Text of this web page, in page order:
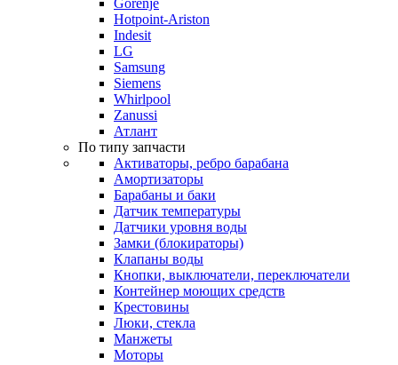
Gorenje
Hotpoint-Ariston
Indesit
LG
Samsung
Siemens
Whirlpool
Zanussi
Атлант
По типу запчасти
Активаторы, ребро барабана
Амортизаторы
Барабаны и баки
Датчик температуры
Датчики уровня воды
Замки (блокираторы)
Клапаны воды
Кнопки, выключатели, переключатели
Контейнер моющих средств
Крестовины
Люки, стекла
Манжеты
Моторы